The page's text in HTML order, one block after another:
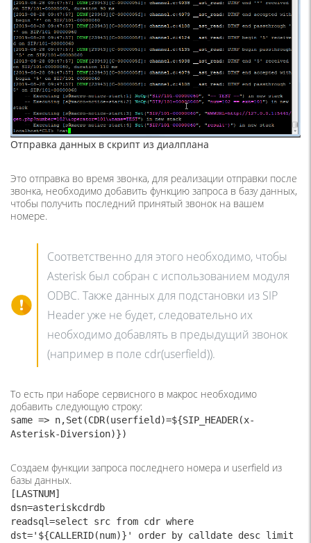
Отправка данных в скрипт из диалплана
Это отправка во время звонка, для реализации отправки после
звонка, необходимо добавить функцию запроса в базу данных,
чтобы получить последний принятый звонок на вашем
номере.
Соответственно для этого необходимо, чтобы
Asterisk был собран с использованием модуля
ODBC. Также данных для подстановки из SIP
Header уже не будет, следовательно их
необходимо добавлять в предыдущий звонок
(например в поле cdr(userfield)).
То есть при наборе сервисного в макрос необходимо
добавить следующую строку:
same => n,Set(CDR(userfield)=${SIP_HEADER(x-
Asterisk-Diversion)})
Создаем функции запроса последнего номера и userfield из
базы данных.
[LASTNUM]
dsn=asteriskcdrdb
readsql=select src from cdr where
dst='${CALLERID(num)}' order by calldate desc limit